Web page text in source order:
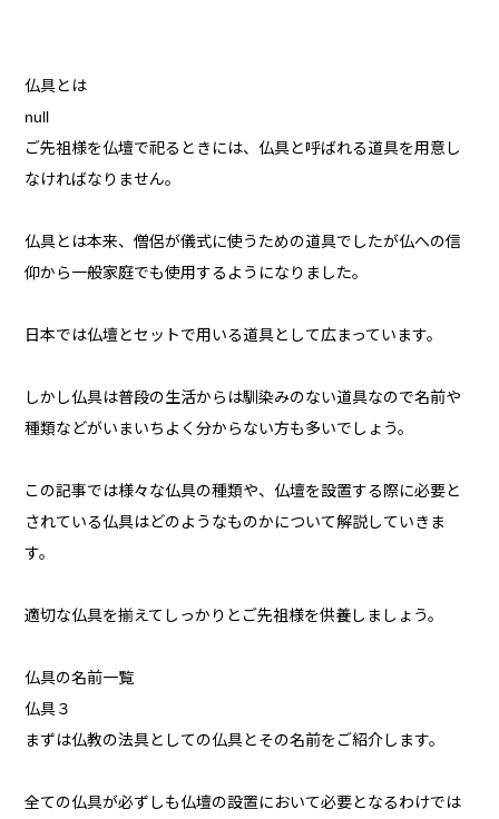
仏具とは
null
ご先祖様を仏壇で祀るときには、仏具と呼ばれる道具を用意し
なければなりません。
仏具とは本来、僧侶が儀式に使うための道具でしたが仏への信
仰から一般家庭でも使用するようになりました。
日本では仏壇とセットで用いる道具として広まっています。
しかし仏具は普段の生活からは馴染みのない道具なので名前や
種類などがいまいちよく分からない方も多いでしょう。
この記事では様々な仏具の種類や、仏壇を設置する際に必要と
されている仏具はどのようなものかについて解説していきま
す。
適切な仏具を揃えてしっかりとご先祖様を供養しましょう。
仏具の名前一覧
仏具３
まずは仏教の法具としての仏具とその名前をご紹介します。
全ての仏具が必ずしも仏壇の設置において必要となるわけでは